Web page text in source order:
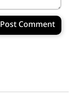
Post Comment